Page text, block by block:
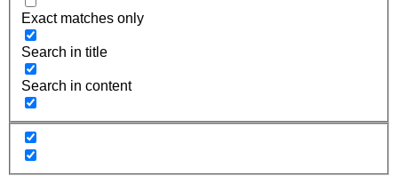
Exact matches only
Search in title
Search in content